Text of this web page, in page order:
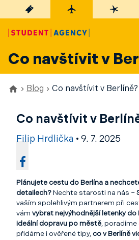
Co navštívit v
Blog Co navštívit v Berlíně?
Co navštívit v
Filip Hrdlička • 9. 7. 2025
Plánujete cestu do Berlína a
detailech? Nechte starosti na nás –
vaším spolehlivým partnerem při
vám vybrat nejvýhodnější letenky do
ideální dopravu po městě, poradíme
přidáme i ověřené tipy, co v Berlíně